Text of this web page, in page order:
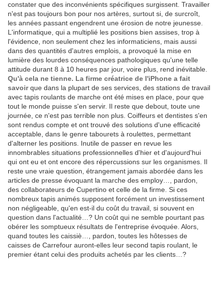
constater que des inconvénients spécifiques surgissent. Travailler
n'est pas toujours bon pour nos artères, surtout si, de surcroît,
les années passant engendrent une érosion de notre jeunesse.
L'informatique, qui a multiplié les positions bien assises, trop à
l'évidence, non seulement chez les informaticiens, mais aussi
dans des quantités d'autres emplois, a provoqué la mise en
lumière des lourdes conséquences pathologiques qu'une telle
attitude durant 8 à 10 heures par jour, voire plus, rend inévitable.
Qu'à cela ne tienne. La firme créatrice de l'iPhone a fait
savoirque dans la plupart de ses services, des stations de travail
avec tapis roulants de marche ont été mises en place, pour que
tout le monde puisse s'en servir. Il reste que debout, toute une
journée, ce n'est pas terrible non plus. Coiffeurs et dentistes s'en
sont rendus compte et ont trouvé des solutions d'une efficacité
acceptable, dans le genre tabourets à roulettes, permettant
d'alterner les positions. Inutile de passer en revue les
innombrables situations professionnelles d'hier et d'aujourd'hui
qui ont eu et ont encore des répercussions sur les organismes. Il
reste une vraie question, étrangement jamais abordée dans les
articles de presse évoquant la marche des employ…, pardon,
des collaborateurs de Cupertino et celle de la firme. Si ces
nombreux tapis animés supposent forcément un investissement
non négligeable, qu'en est-il du coût du travail, si souvent en
question dans l'actualité…? Un coût qui ne semble pourtant pas
obérer les somptueux résultats de l'entreprise évoquée. Alors,
quand toutes les caissiè…, pardon, toutes les hôtesses de
caisses de Carrefour auront-elles leur second tapis roulant, le
premier étant celui des produits achetés par les clients…?